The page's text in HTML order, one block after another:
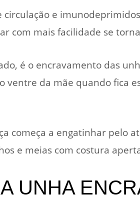
circulação e
com mais facilidade se
é o encravamento das
ventre da mãe quando fica
começa a engatinhar pelo
e meias com costura
UNHA